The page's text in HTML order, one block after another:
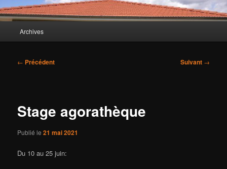
principal
Archives
Navigation
← Précédent Suivant →
Stage agorathèque
Publié le21 mai 2021
Du 10 au 25 juin: